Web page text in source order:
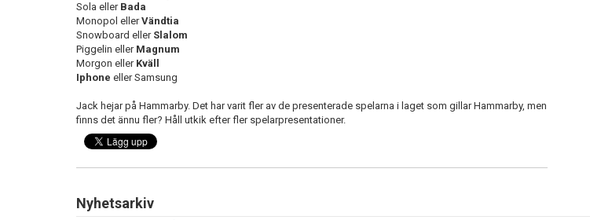
Sola eller Bada
Monopol ellerVändtia
Snowboard eller Slalom
Piggelin eller Magnum
Morgon eller Kväll
Iphone eller Samsung
Jack hejar på Hammarby. Det har varit fler av de presenterade spelarna i laget som gillar Hammarby, men
finns det ännu fler? Håll utkik efter fler spelarpresentationer.
Nyhetsarkiv